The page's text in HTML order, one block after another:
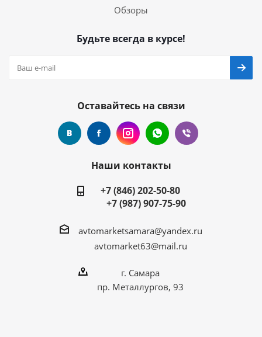
Обзоры
Будьте всегда в курсе!
Оставайтесь на связи
Наши контакты
+7 (846) 202-50-80
+7 (987) 907-75-90
avtomarketsamara@yandex.ru
avtomarket63@mail.ru
г. Самара
пр. Металлургов, 93